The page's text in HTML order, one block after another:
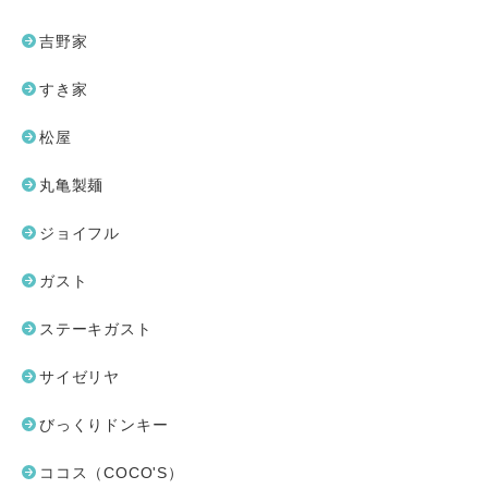
吉野家
すき家
松屋
丸亀製麺
ジョイフル
ガスト
ステーキガスト
サイゼリヤ
びっくりドンキー
ココス（COCO'S）